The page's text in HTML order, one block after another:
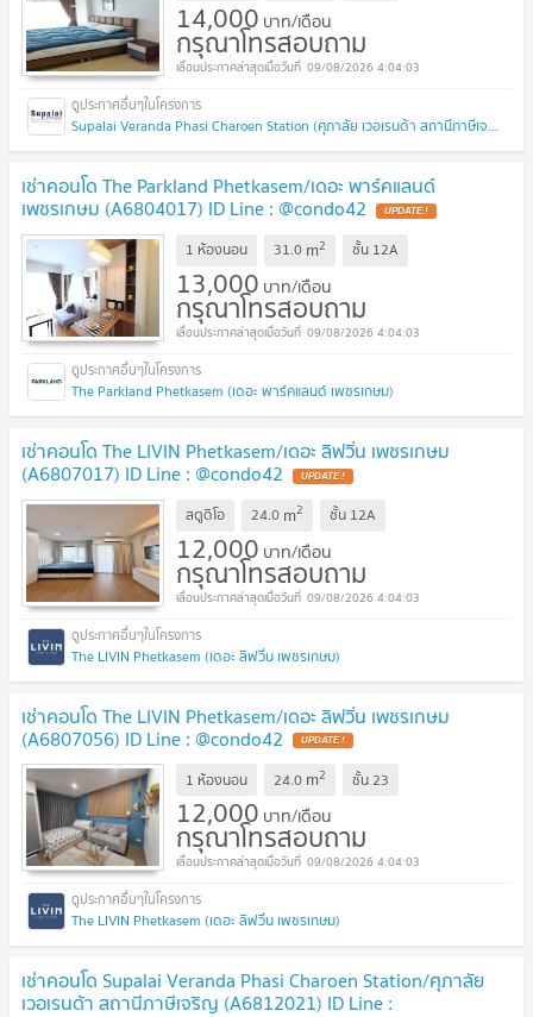
14,000 บาท/เดือน
กรุณาโทรสอบถาม
09/08/2026 4:04:03
Supalai Veranda Phasi Charoen Station (ศุภาลัย เวอเรนด้า สถานีภาษีเจริญ)
เช่าคอนโด The Parkland Phetkasem/เดอะ พาร์คแลนด์
เพชรเกษม (A6804017) ID Line : @condo42
1 ห้องนอน 31.0 m2 ชั้น 12A
13,000 บาท/เดือน
กรุณาโทรสอบถาม
09/08/2026 4:04:03
The Parkland Phetkasem (เดอะ พาร์คแลนด์ เพชรเกษม)
เช่าคอนโด The LIVIN Phetkasem/เดอะ ลิฟวิ่น เพชรเกษม
(A6807017) ID Line : @condo42
สตูดิโอ 24.0 m2 ชั้น 12A
12,000 บาท/เดือน
กรุณาโทรสอบถาม
09/08/2026 4:04:03
The LIVIN Phetkasem (เดอะ ลิฟวิ่น เพชรเกษม)
เช่าคอนโด The LIVIN Phetkasem/เดอะ ลิฟวิ่น เพชรเกษม
(A6807056) ID Line : @condo42
1 ห้องนอน 24.0 m2 ชั้น23
12,000 บาท/เดือน
กรุณาโทรสอบถาม
09/08/2026 4:04:03
The LIVIN Phetkasem (เดอะ ลิฟวิ่น เพชรเกษม)
เช่าคอนโด Supalai Veranda Phasi Charoen Station/ศุภาลัย
เวอเรนด้า สถานีภาษีเจริญ (A6812021) ID Line :